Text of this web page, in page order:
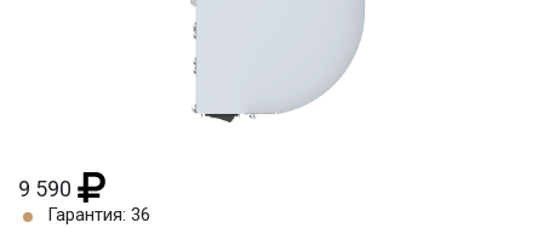
9 590
Гарантия: 36